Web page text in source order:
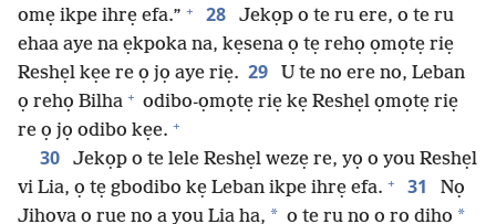
omẹ ikpe ihrẹ efa.” + 28
Jekọp o te ru ere, o te ru
ehaa aye na ẹkpoka na, kẹsena ọ tẹ rehọ ọmọtẹ riẹ
Reshẹl kẹe re ọ jọ aye riẹ. 29
U te no ere no, Leban
ọ rehọ Bilha + odibo-ọmọtẹ riẹ kẹ Reshẹl ọmọtẹ riẹ
re ọ jọ odibo kẹe. +
30
Jekọp o te lele Reshẹl wezẹ re, yọ o you Reshẹl
vi Lia, ọ tẹ gbodibo kẹ Leban ikpe ihrẹ efa. + 31
Nọ
Jihova ọ ruẹ nọ a you Lia ha, * o te ru nọ o ro dihọ *